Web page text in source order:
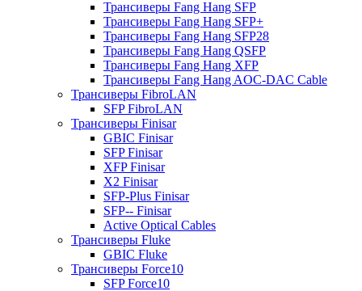
Трансиверы Fang Hang SFP
Трансиверы Fang Hang SFP+
Трансиверы Fang Hang SFP28
Трансиверы Fang Hang QSFP
Трансиверы Fang Hang XFP
Трансиверы Fang Hang AOC-DAC Cable
Трансиверы FibroLAN
SFP FibroLAN
Трансиверы Finisar
GBIC Finisar
SFP Finisar
XFP Finisar
X2 Finisar
SFP-Plus Finisar
SFP-- Finisar
Active Optical Cables
Трансиверы Fluke
GBIC Fluke
Трансиверы Force10
SFP Force10